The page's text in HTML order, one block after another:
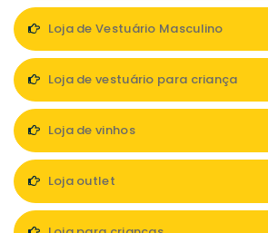
Loja de Vestuário Masculino
Loja de vestuário para criança
Loja de vinhos
Loja outlet